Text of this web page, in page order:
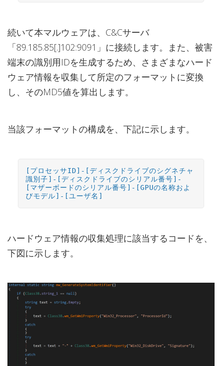
続いて本マルウェアは、C&Cサーバ
「89.185.85[.]102:9091」に接続します。また、被害
端末の識別用IDを生成するため、さまざまなハード
ウェア情報を収集して所定のフォーマットに変換
し、そのMD5値を算出します。
当該フォーマットの構成を、下記に示します。
[プロセッサID]-[ディスクドライブのシグネチャ
識別子]-[ディスクドライブのシリアル番号]-
[マザーボードのシリアル番号]-[GPUの名称およ
びモデル]-[ユーザ名]
ハードウェア情報の収集処理に該当するコードを、
下図に示します。